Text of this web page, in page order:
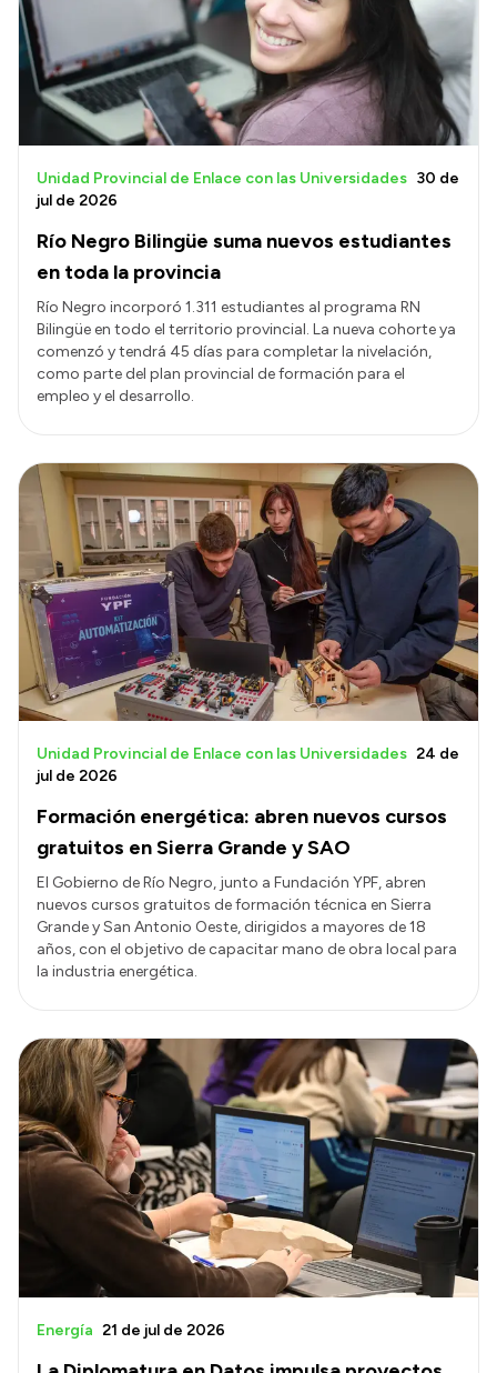
Río Negro Bilingüe suma nuevos estudiantes
en toda la provincia
Unidad Provincial de Enlace con las Universidades 30 de
jul de 2026
Río Negro incorporó 1.311 estudiantes al programa RN
Bilingüe en todo el territorio provincial. La nueva cohorte ya
comenzó y tendrá 45 días para completar la nivelación,
como parte del plan provincial de formación para el
empleo y el desarrollo.
Formación energética: abren nuevos cursos
gratuitos en Sierra Grande y SAO
Unidad Provincial de Enlace con las Universidades 24 de
jul de 2026
El Gobierno de Río Negro, junto a Fundación YPF, abren
nuevos cursos gratuitos de formación técnica en Sierra
Grande y San Antonio Oeste, dirigidos a mayores de 18
años, con el objetivo de capacitar mano de obra local para
la industria energética.
Energía 21 de jul de 2026